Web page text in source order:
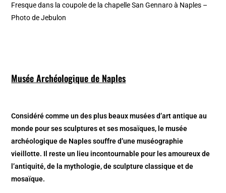
Fresque dans la coupole de la chapelle San Gennaro à Naples –
Photo de Jebulon
Musée Archéologique de Naples
Considéré comme un des plus beaux musées d’art antique au
monde pour ses sculptures et ses mosaïques, le musée
archéologique de Naples souffre d’une muséographie
vieillotte. Il reste un lieu incontournable pour les amoureux de
l’antiquité, de la mythologie, de sculpture classique et de
mosaïque.